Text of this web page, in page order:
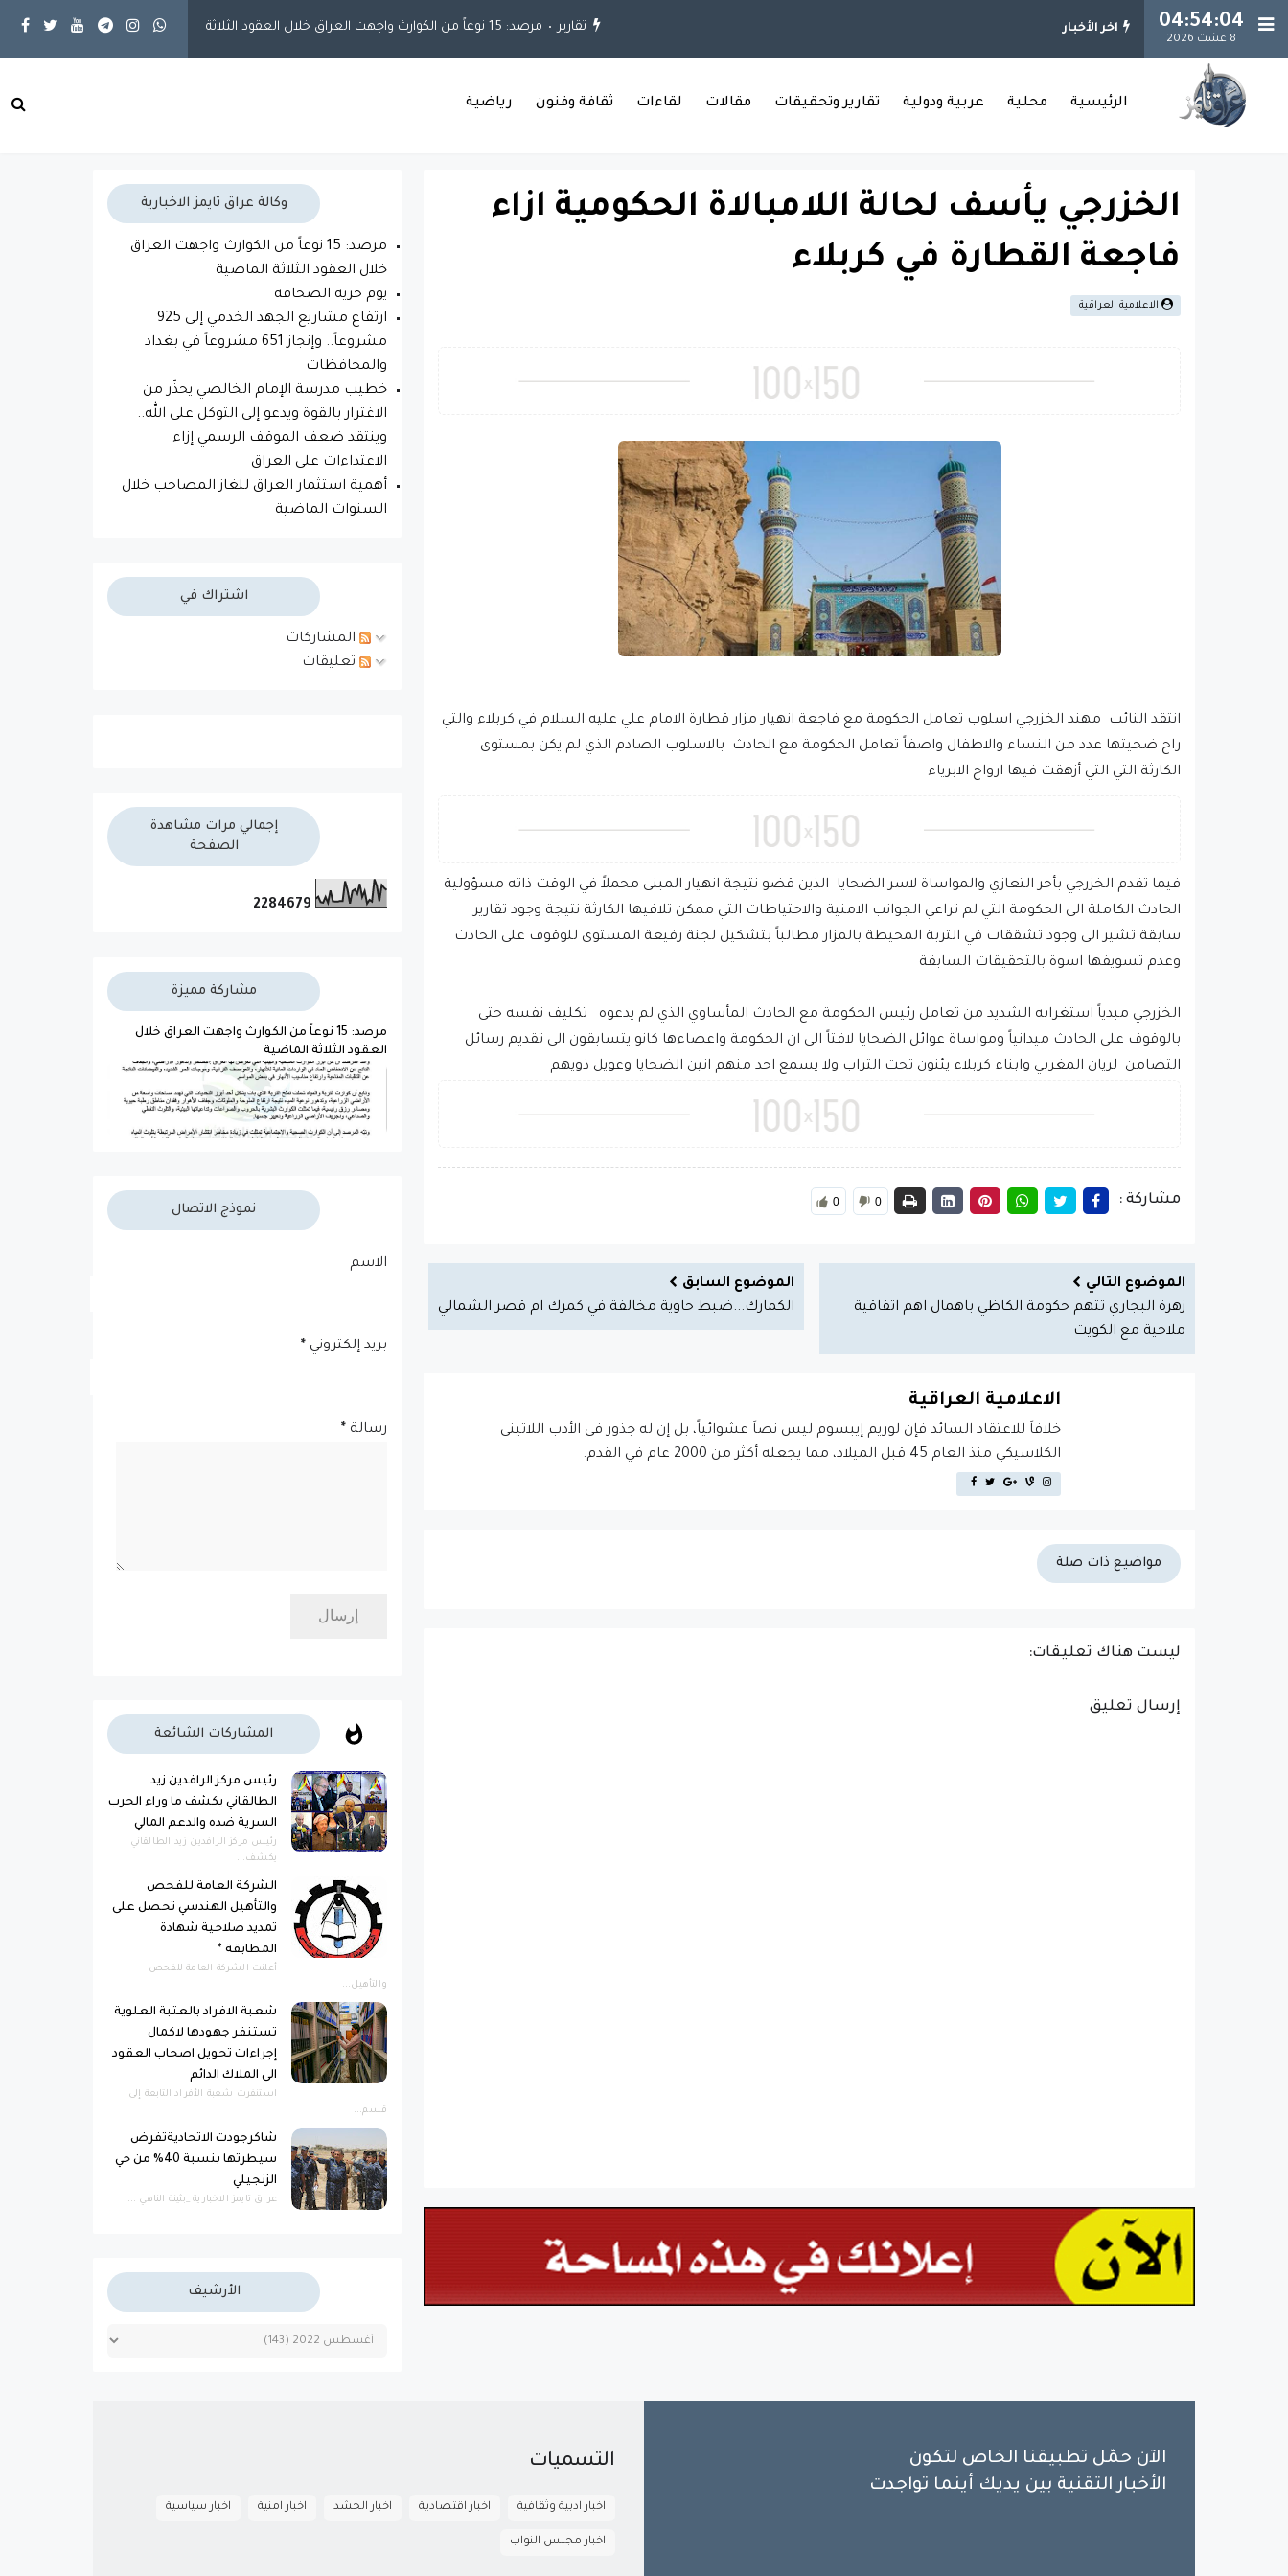
04:54:04
8 غشت 2026
اخر الأخبار مرصد: 15 نوعاً من الكوارث واجهت العراق خلال العقود الثلاثة الماضية مقالات يوم حريه الصحافة
الرئيسية محلية عربية ودولية تقارير وتحقيقات مقالات لقاءات ثقافة وفنون رياضية
الخزرجي يأسف لحالة اللامبالاة الحكومية ازاء
فاجعة القطارة في كربلاء
الاعلامية العراقية
انتقد النائب مهند الخزرجي اسلوب تعامل الحكومة مع فاجعة انهيار مزار قطارة الامام علي عليه السلام في كربلاء والتي
راح ضحيتها عدد من النساء والاطفال واصفاً تعامل الحكومة مع الحادث بالاسلوب الصادم الذي لم يكن بمستوى
الكارثة التي التي أزهقت فيها ارواح الابرياء
فيما تقدم الخزرجي بأحر التعازي والمواساة لاسر الضحايا الذين قضو نتيجة انهيار المبنى محملاً في الوقت ذاته مسؤولية
الحادث الكاملة الى الحكومة التي لم تراعي الجوانب الامنية والاحتياطات التي ممكن تلافيها الكارثة نتيجة وجود تقارير
سابقة تشير الى وجود تشققات في التربة المحيطة بالمزار مطالباً بتشكيل لجنة رفيعة المستوى للوقوف على الحادث
وعدم تسويفها اسوة بالتحقيقات السابقة
الخزرجي مبدياً استغرابه الشديد من تعامل رئيس الحكومة مع الحادث المأساوي الذي لم يدعوه تكليف نفسه حتى
بالوقوف على الحادث ميدانياً ومواساة عوائل الضحايا لافتاً الى ان الحكومة واعضاءها كانو يتسابقون الى تقديم رسائل
التضامن لريان المغربي وابناء كربلاء يئنون تحت التراب ولا يسمع احد منهم انين الضحايا وعويل ذويهم
مشاركة : 0 0
الموضوع التالي
زهرة البجاري تتهم حكومة الكاظي باهمال اهم اتفاقية
ملاحية مع الكويت
الموضوع السابق
الكمارك...ضبط حاوية مخالفة في كمرك ام قصر الشمالي
الاعلامية العراقية
خلافاَ للاعتقاد السائد فإن لوريم إيبسوم ليس نصاَ عشوائياً، بل إن له جذور في الأدب اللاتيني
الكلاسيكي منذ العام 45 قبل الميلاد، مما يجعله أكثر من 2000 عام في القدم.
مواضيع ذات صلة
ليست هناك تعليقات:
إرسال تعليق
وكالة عراق تايمز الاخبارية
مرصد: 15 نوعاً من الكوارث واجهت العراق
خلال العقود الثلاثة الماضية
يوم حريه الصحافة
ارتفاع مشاريع الجهد الخدمي إلى 925
مشروعاً.. وإنجاز 651 مشروعاً في بغداد
والمحافظات
خطيب مدرسة الإمام الخالصي يحذّر من
الاغترار بالقوة ويدعو إلى التوكل على الله..
وينتقد ضعف الموقف الرسمي إزاء
الاعتداءات على العراق
أهمية استثمار العراق للغاز المصاحب خلال
السنوات الماضية
اشتراك في
المشاركات
تعليقات
إجمالي مرات مشاهدة
الصفحة
2284679
مشاركة مميزة
مرصد: 15 نوعاً من الكوارث واجهت العراق خلال
العقود الثلاثة الماضية
نموذج الاتصال
الاسم
بريد إلكتروني *
رسالة *
المشاركات الشائعة
رئيس مركز الرافدين زيد
الطالقاني يكشف ما وراء الحرب
السرية ضده والدعم المالي
رئيس مركز الرافدين زيد الطالقاني
يكشف...
الشركة العامة للفحص
والتأهيل الهندسي تحصل على
تمديد صلاحية شهادة
المطابقة *
أعلنت الشركة العامة للفحص
والتأهيل...
شعبة الافراد بالعتبة العلوية
تستنفر جهودها لاكمال
إجراءات تحويل اصحاب العقود
الى الملاك الدائم
استنفرت شعبة الأفراد التابعة إلى
قسم...
شاكرجودت الاتحاديةتفرض
سيطرتها بنسبة 40% من حي
الزنجيلي
عراق تايمز الاخبارية _بثينة الناهي ...
الأرشيف
الآن حمّل تطبيقنا الخاص لتكون
الأخبار التقنية بين يديك أينما تواجدت
التسميات
اخبار ادبية وثقافية اخبار اقتصادية اخبار الحشد اخبار امنية اخبار سياسية
اخبار مجلس النواب